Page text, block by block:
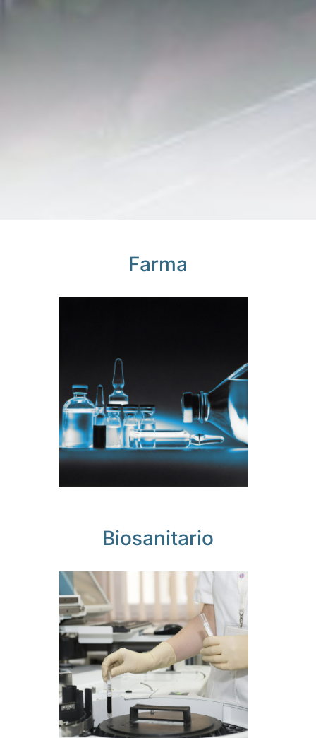
Farma
tienes el
control
Biosanitario
Garantizamos
lo importante